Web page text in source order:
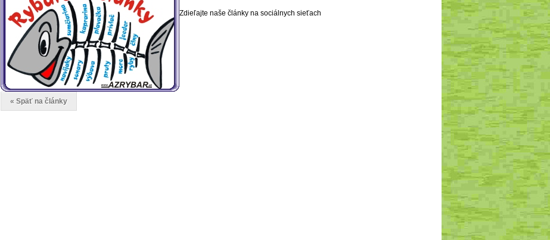
Zdieľajte naše články na sociálnych sieťach
« Späť na články